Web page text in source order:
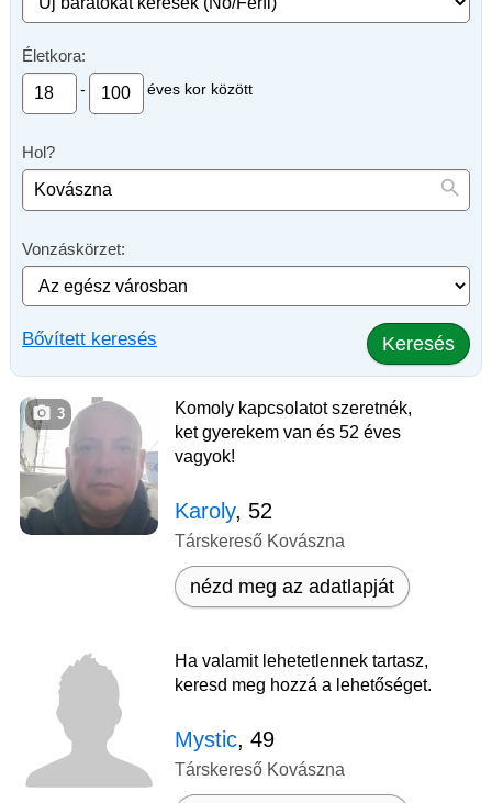
Életkora:
- éves kor között
Hol?
Vonzáskörzet:
Bővített keresés Keresés
3
Komoly kapcsolatot szeretnék,
ket gyerekem van és 52 éves
vagyok!
Karoly, 52
Társkereső Kovászna
nézd meg az adatlapját
Ha valamit lehetetlennek tartasz,
keresd meg hozzá a lehetőséget.
Mystic, 49
Társkereső Kovászna